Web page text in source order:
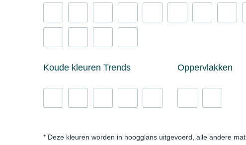
Koude kleuren Trends Oppervlakken
* Deze kleuren worden in hoogglans uitgevoerd, alle andere mat.